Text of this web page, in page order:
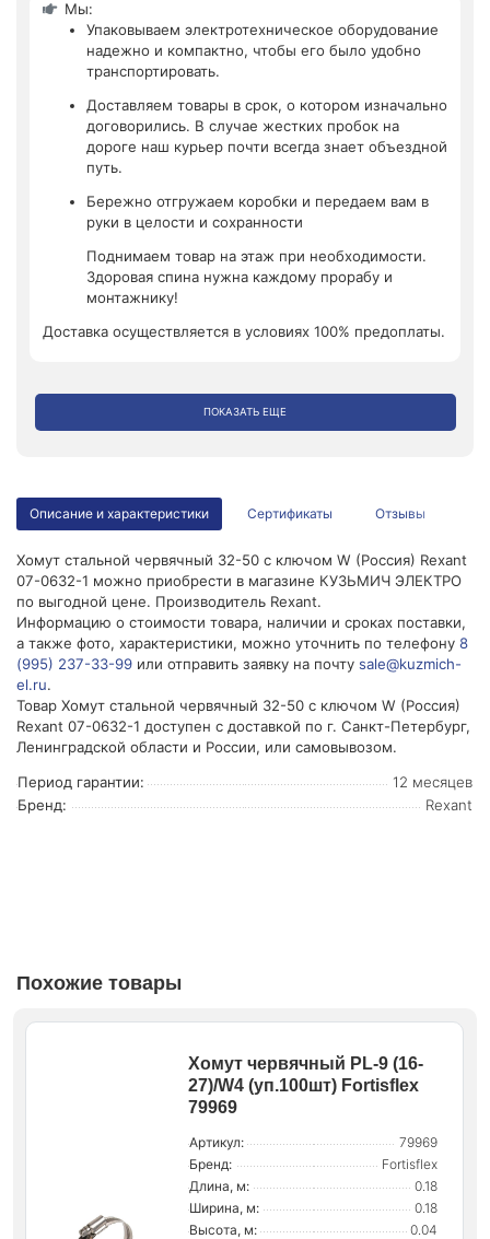
Мы:
Упаковываем электротехническое оборудование
надежно и компактно, чтобы его было удобно
транспортировать.
Доставляем товары в срок, о котором изначально
договорились. В случае жестких пробок на
дороге наш курьер почти всегда знает объездной
путь.
Бережно отгружаем коробки и передаем вам в
руки в целости и сохранности
Поднимаем товар на этаж при необходимости.
Здоровая спина нужна каждому прорабу и
монтажнику!
Доставка осуществляется в условиях 100% предоплаты.
ПОКАЗАТЬ ЕЩЕ
Описание и характеристики Сертификаты Отзывы
Хомут стальной червячный 32-50 с ключом W (Россия) Rexant
07-0632-1 можно приобрести в магазине КУЗЬМИЧ ЭЛЕКТРО
по выгодной цене. Производитель Rexant.
Информацию о стоимости товара, наличии и сроках поставки,
а также фото, характеристики, можно уточнить по телефону 8
(995) 237-33-99 или отправить заявку на почту sale@kuzmich-
el.ru.
Товар Хомут стальной червячный 32-50 с ключом W (Россия)
Rexant 07-0632-1 доступен с доставкой по г. Санкт-Петербург,
Ленинградской области и России, или самовывозом.
Период гарантии:
12 месяцев
Бренд:
Rexant
Похожие товары
Хомут червячный PL-9 (16-
27)/W4 (уп.100шт) Fortisflex
79969
Артикул:
79969
Бренд:
Fortisflex
Длина, м:
0.18
Ширина, м:
0.18
Высота, м:
0.04